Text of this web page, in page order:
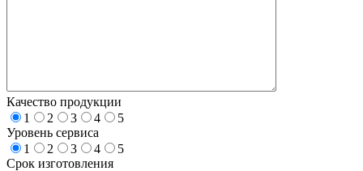
Качество продукции
1
2 3 4
5
Уровень сервиса
1
2 3 4
5
Срок изготовления